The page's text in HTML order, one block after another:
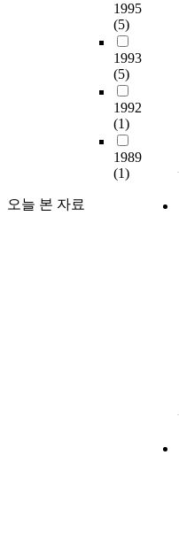
1995
(5)
1993
(5)
1992
(1)
1989
(1)
오늘 본 자료